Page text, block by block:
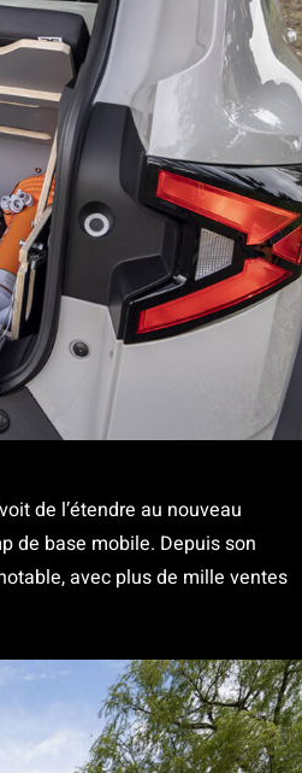
de l’étendre au nouveau
de base mobile. Depuis son
avec plus de mille ventes